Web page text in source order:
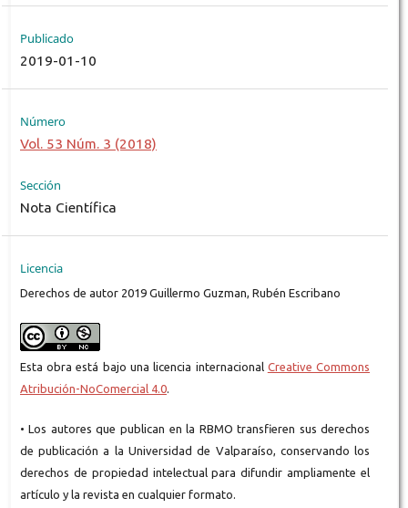
Publicado
2019-01-10
Número
Vol. 53 Núm. 3 (2018)
Sección
Nota Científica
Licencia
Derechos de autor 2019 Guillermo Guzman, Rubén Escribano
Esta obra está bajo una licencia internacional Creative Commons
Atribución-NoComercial 4.0.
• Los autores que publican en la RBMO transfieren sus derechos
de publicación a la Universidad de Valparaíso, conservando los
derechos de propiedad intelectual para difundir ampliamente el
artículo y la revista en cualquier formato.